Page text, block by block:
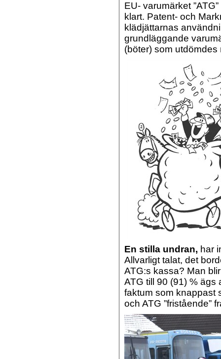
EU- varumärket
klart. Patent- och
klädjättarnas
grundläggande
(böter) som
En stilla undran, har
Allvarligt talat, det
ATG:s kassa? Man
ATG till 90 (91) % ägs
faktum som knappast
och ATG ”fristående”